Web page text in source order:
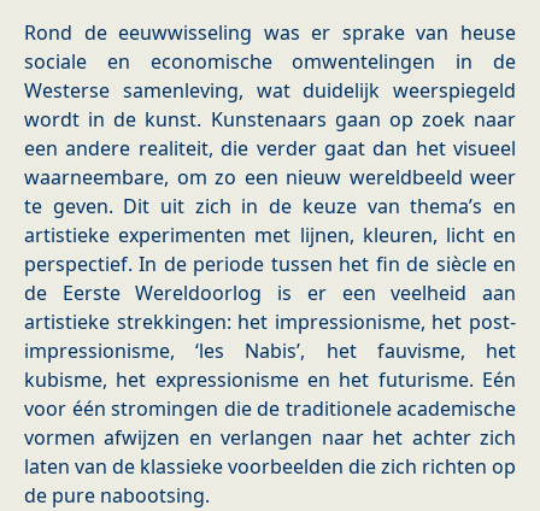
Rond de eeuwwisseling was er sprake van heuse
sociale en economische omwentelingen in de
Westerse samenleving, wat duidelijk weerspiegeld
wordt in de kunst. Kunstenaars gaan op zoek naar
een andere realiteit, die verder gaat dan het visueel
waarneembare, om zo een nieuw wereldbeeld weer
te geven. Dit uit zich in de keuze van thema’s en
artistieke experimenten met lijnen, kleuren, licht en
perspectief. In de periode tussen het fin de siècle en
de Eerste Wereldoorlog is er een veelheid aan
artistieke strekkingen: het impressionisme, het post-
impressionisme, ‘les Nabis’, het fauvisme, het
kubisme, het expressionisme en het futurisme. Eén
voor één stromingen die de traditionele academische
vormen afwijzen en verlangen naar het achter zich
laten van de klassieke voorbeelden die zich richten op
de pure nabootsing.